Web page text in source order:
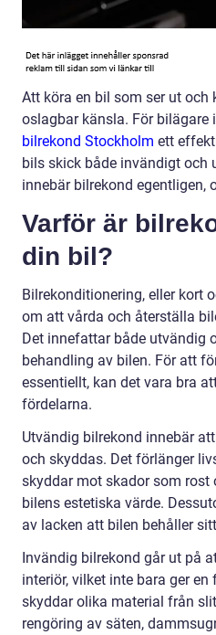
Att köra en bil som ser ut och
oslagbar känsla. För bilägare
bilrekond Stockholm ett
bils skick både invändigt och
innebär bilrekond egentligen,
Varför är
din bil?
Bilrekonditionering, eller kort
om att vårda och återställa
Det innefattar både utvändig
behandling av bilen. För att
essentiellt, kan det vara bra
fördelarna.
Utvändig bilrekond innebär
och skyddas. Det förlänger
skyddar mot skador som
bilens estetiska värde.
av lacken att bilen behåller
Invändig bilrekond går ut på
interiör, vilket inte bara ger
skyddar olika material från
rengöring av säten,